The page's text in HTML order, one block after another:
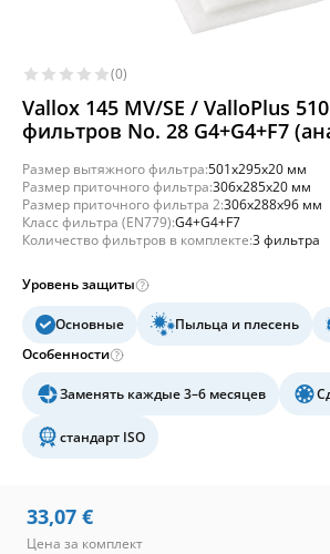
(0)
Vallox 145 MV/SE / ValloPlus
фильтров No. 28 G4+G4+F7
Размер вытяжного фильтра:501x295x20 мм
Размер приточного фильтра:306x285x20 мм
Размер приточного фильтра 2:306x288x96 мм
Класс фильтра (EN779):G4+G4+F7
Количество фильтров в комплекте:3 фильтра
Уровень защиты
Основные Пыльца и плесень
Особенности
Заменять каждые 3–6 месяцев
стандарт ISO
33,07 €
Цена за комплект